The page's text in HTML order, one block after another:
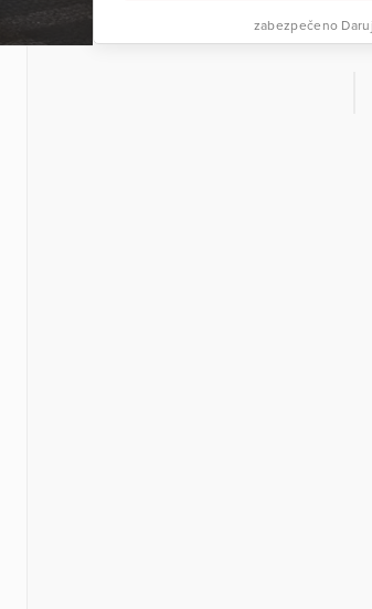
zabezpečeno